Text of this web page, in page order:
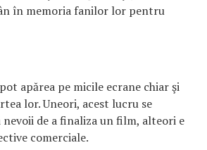
în memoria fanilor lor pentru
apărea pe micile ecrane chiar şi
lor. Uneori, acest lucru se
nevoii de a finaliza un film, alteori e
comerciale.